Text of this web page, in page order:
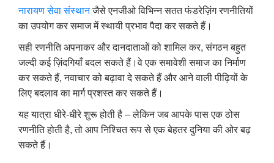
नारायण सेवा संस्थानजैसे एनजीओ विभिन्न सतत फंडरेज़िंग रणनीतियों
का उपयोग कर समाज में स्थायी प्रभाव पैदा कर सकते हैं।
सही रणनीति अपनाकर और दानदाताओं को शामिल कर,संगठन बहुत
जल्दी कई ज़िंदगियाँ बदल सकते हैं।वे एक समावेशी समाज का निर्माण
कर सकते हैं,नवाचार को बढ़ावा दे सकते हैं और आने वाली पीढ़ियों के
लिए बदलाव का मार्ग प्रशस्त कर सकते हैं।
यह यात्रा धीरे-धीरे शुरू होती है – लेकिन जब आपके पास एक ठोस
रणनीति होती है,तो आप निश्चित रूप से एक बेहतर दुनिया की ओर बढ़
सकते हैं।